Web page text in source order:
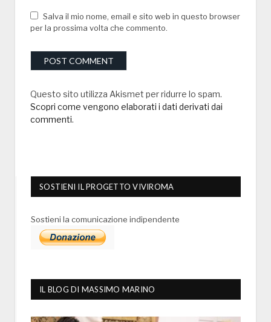
Salva il mio nome, email e sito web in questo browser
per la prossima volta che commento.
Questo sito utilizza Akismet per ridurre lo spam.
Scopri come vengono elaborati i dati derivati dai
commenti.
SOSTIENI IL PROGETTO VIVIROMA
Sostieni la comunicazione indipendente
IL BLOG DI MASSIMO MARINO